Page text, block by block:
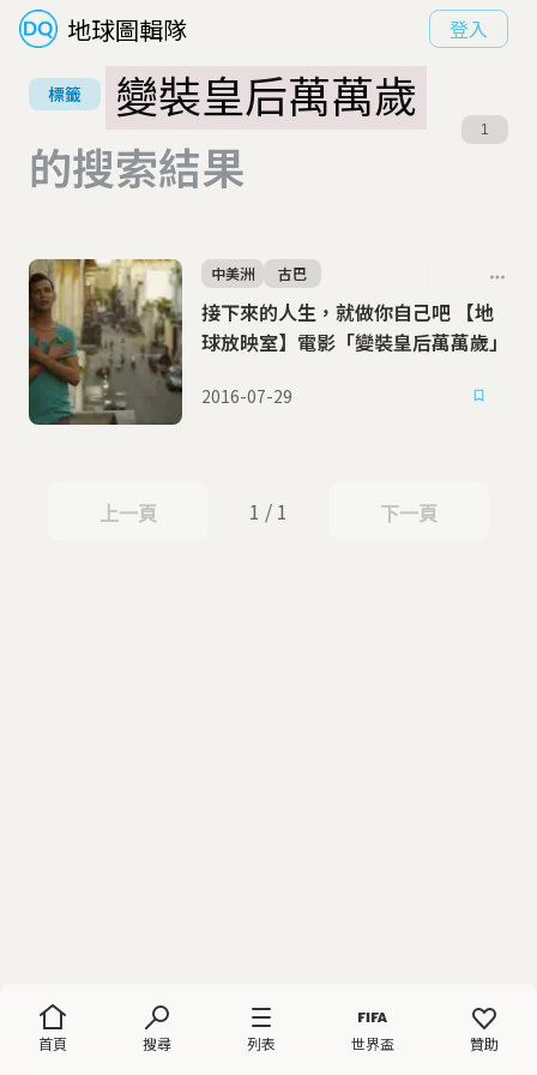
地球圖輯隊 登入
首頁 搜尋 列表 世界盃 贊助
標籤
變裝皇后萬萬歲
的搜索結果
1
接下來的人生，就做你自己吧 【地
球放映室】電影「變裝皇后萬萬歲」
中美洲 古巴
2016-07-29
上一頁
上一頁 1 / 1 下一頁
下一頁